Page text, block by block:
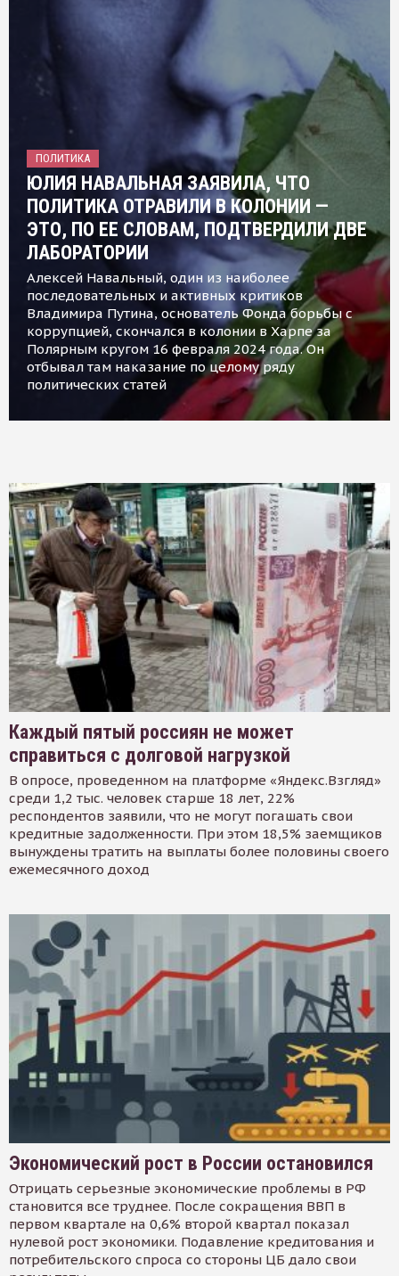
ПОЛИТИКА
ЮЛИЯ НАВАЛЬНАЯ ЗАЯВИЛА, ЧТО
ПОЛИТИКА ОТРАВИЛИ В КОЛОНИИ —
ЭТО, ПО ЕЕ СЛОВАМ, ПОДТВЕРДИЛИ ДВЕ
ЛАБОРАТОРИИ
Алексей Навальный, один из наиболее
последовательных и активных критиков
Владимира Путина, основатель Фонда борьбы с
коррупцией, скончался в колонии в Харпе за
Полярным кругом 16 февраля 2024 года. Он
отбывал там наказание по целому ряду
политических статей
Каждый пятый россиян не может
справиться с долговой нагрузкой
В опросе, проведенном на платформе «Яндекс.Взгляд»
среди 1,2 тыс. человек старше 18 лет, 22%
респондентов заявили, что не могут погашать свои
кредитные задолженности. При этом 18,5% заемщиков
вынуждены тратить на выплаты более половины своего
ежемесячного доход
Экономический рост в России остановился
Отрицать серьезные экономические проблемы в РФ
становится все труднее. После сокращения ВВП в
первом квартале на 0,6% второй квартал показал
нулевой рост экономики. Подавление кредитования и
потребительского спроса со стороны ЦБ дало свои